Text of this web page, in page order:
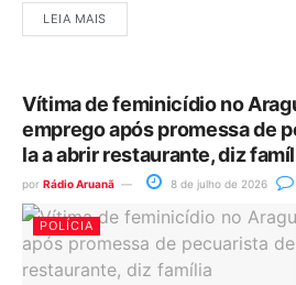
LEIA MAIS
Vítima de feminicídio no
emprego após promessa de
la a abrir restaurante, diz
por Rádio Aruanã 8 de julho de 2026
POLÍCIA